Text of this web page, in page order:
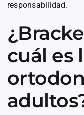
responsabilidad.
cuál es